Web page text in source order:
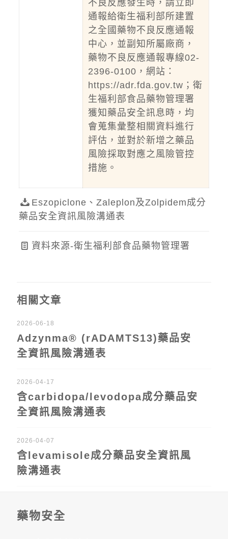
不良反應發生時，請立即
通報給衛生福利部所建置
之全國藥物不良反應通報
中心，並副知所屬廠商，
藥物不良反應通報專線02-
2396-0100，網站：
https://adr.fda.gov.tw；衛
生福利部食品藥物管理署
獲知藥品安全訊息時，均
會蒐集彙整相關資料進行
評估，並對於新增之藥品
風險採取對應之風險管控
措施。
Eszopiclone、Zaleplon及Zolpidem成分
藥品安全資訊風險溝通表
資料來源-衛生福利部食品藥物管理署
相關文章
2026-06-18
Adzynma® (rADAMTS13)藥品安
全資訊風險溝通表
2026-04-17
含carbidopa/levodopa成分藥品安
全資訊風險溝通表
2026-04-07
含levamisole成分藥品安全資訊風
險溝通表
藥物安全